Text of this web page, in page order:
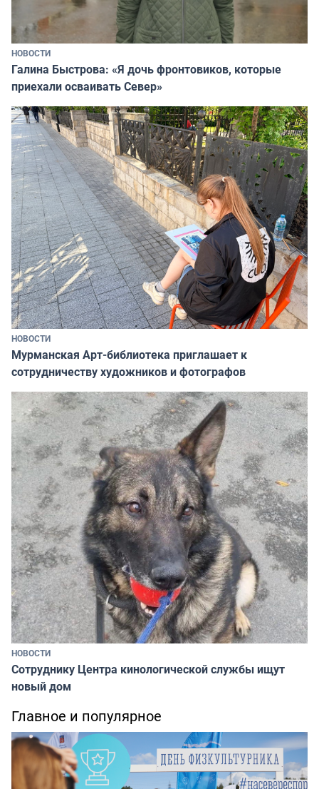
НОВОСТИ
Галина Быстрова: «Я дочь фронтовиков, которые
приехали осваивать Север»
НОВОСТИ
Мурманская Арт-библиотека приглашает к
сотрудничеству художников и фотографов
НОВОСТИ
Сотруднику Центра кинологической службы ищут
новый дом
Главное и популярное